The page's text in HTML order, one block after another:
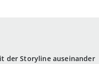
der Storyline auseinander